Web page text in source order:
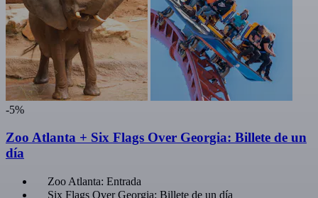
-5%
Zoo Atlanta + Six Flags Over Georgia: Billete de un
día
Zoo Atlanta: Entrada
Six Flags Over Georgia: Billete de un día